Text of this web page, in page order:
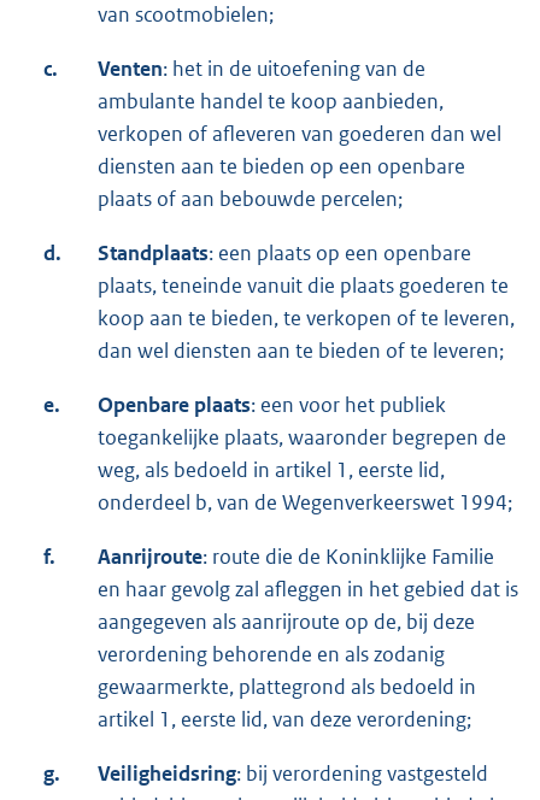
van scootmobielen;
c. Venten: het in de uitoefening van de
ambulante handel te koop aanbieden,
verkopen of afleveren van goederen dan wel
diensten aan te bieden op een openbare
plaats of aan bebouwde percelen;
d. Standplaats: een plaats op een openbare
plaats, teneinde vanuit die plaats goederen te
koop aan te bieden, te verkopen of te leveren,
dan wel diensten aan te bieden of te leveren;
e. Openbare plaats: een voor het publiek
toegankelijke plaats, waaronder begrepen de
weg, als bedoeld in artikel 1, eerste lid,
onderdeel b, van de Wegenverkeerswet 1994;
f. Aanrijroute: route die de Koninklijke Familie
en haar gevolg zal afleggen in het gebied dat is
aangegeven als aanrijroute op de, bij deze
verordening behorende en als zodanig
gewaarmerkte, plattegrond als bedoeld in
artikel 1, eerste lid, van deze verordening;
g. Veiligheidsring: bij verordening vastgesteld